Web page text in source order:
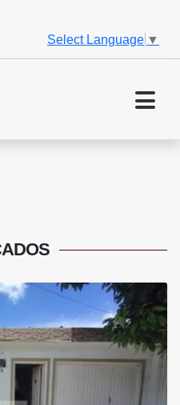
Select Language ▼